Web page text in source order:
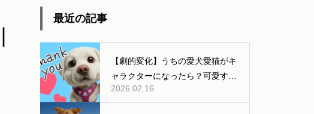
犬と出かける際のマナー【車や
最近の記事
【劇的変化】うちの愛犬愛猫がキ
ャラクターになったら？可愛すぎ
る「AI変身」ギャラリー公開！
2026.02.16